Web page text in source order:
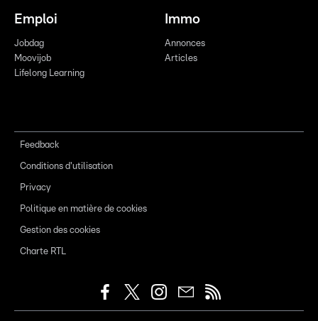
Emploi
Jobdag
Moovijob
Lifelong Learning
Immo
Annonces
Articles
Feedback
Conditions d'utilisation
Privacy
Politique en matière de cookies
Gestion des cookies
Charte RTL